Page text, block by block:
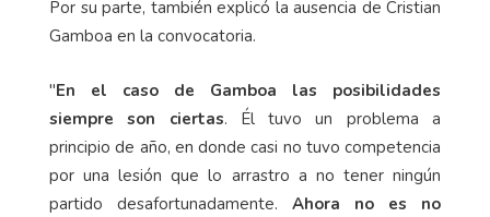
Por su parte, también explicó la ausencia de Cristian
Gamboa en la convocatoria.
"En el caso de Gamboa las posibilidades
siempre son ciertas. Él tuvo un problema a
principio de año, en donde casi no tuvo competencia
por una lesión que lo arrastro a no tener ningún
partido desafortunadamente. Ahora no es no